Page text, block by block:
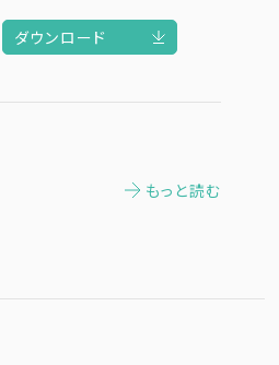
ダウンロード
もっと読む